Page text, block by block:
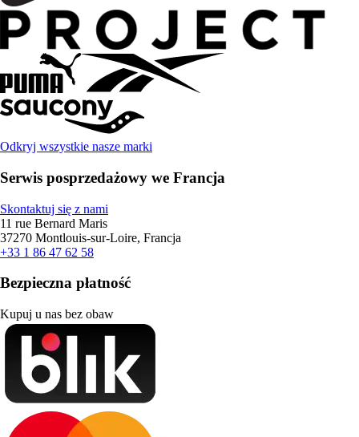
Odkryj wszystkie nasze marki
Serwis posprzedażowy we Francja
Skontaktuj się z nami
11 rue Bernard Maris
37270 Montlouis-sur-Loire, Francja
+33 1 86 47 62 58
Bezpieczna płatność
Kupuj u nas bez obaw